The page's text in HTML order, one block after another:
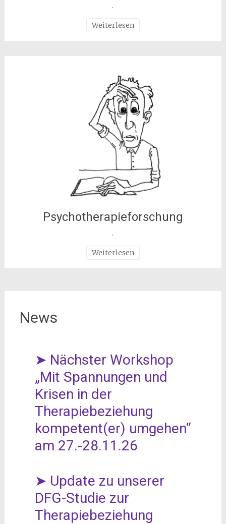
.
Weiterlesen
Psychotherapieforschung
.
Weiterlesen
News
➤ Nächster Workshop
„Mit Spannungen und
Krisen in der
Therapiebeziehung
kompetent(er) umgehen“
am 27.-28.11.26
➤ Update zu unserer
DFG-Studie zur
Therapiebeziehung